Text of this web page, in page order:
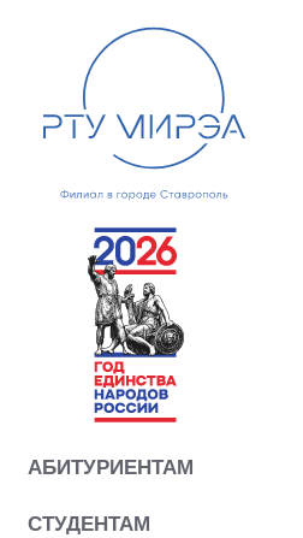
АБИТУРИЕНТАМ
СТУДЕНТАМ